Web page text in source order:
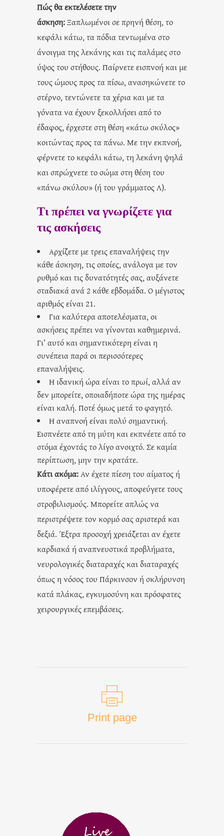
Πώς θα εκτελέσετε την
άσκηση:Ξαπλωμένοι σε πρηνή θέση, το
κεφάλι κάτω, τα πόδια τεντωμένα στο
άνοιγμα της λεκάνης και τις παλάμες στο
ύψος του στήθους. Παίρνετε εισπνοή και με
τους ώμους προς τα πίσω, ανασηκώνετε το
στέρνο, τεντώνετε τα χέρια και με τα
γόνατα να έχουν ξεκολλήσει από το
έδαφος, έρχεστε στη θέση «κάτω σκύλος»
κοιτώντας προς τα πάνω. Με την εκπνοή,
φέρνετε το κεφάλι κάτω, τη λεκάνη ψηλά
και σπρώχνετε το σώμα στη θέση του
«πάνω σκύλου» (ή του γράμματος Λ).
Τι πρέπει να γνωρίζετε για
τις ασκήσεις
Αρχίζετε με τρεις επαναλήψεις την
κάθε άσκηση, τις οποίες, ανάλογα με τον
ρυθμό και τις δυνατότητές σας, αυξάνετε
σταδιακά ανά 2 κάθε εβδομάδα. Ο μέγιστος
αριθμός είναι 21.
Για καλύτερα αποτελέσματα, οι
ασκήσεις πρέπει να γίνονται καθημερινά.
Γι’ αυτό και σημαντικότερη είναι η
συνέπεια παρά οι περισσότερες
επαναλήψεις.
Η ιδανική ώρα είναι το πρωί, αλλά αν
δεν μπορείτε, οποιαδήποτε ώρα της ημέρας
είναι καλή. Ποτέ όμως μετά το φαγητό.
Η αναπνοή είναι πολύ σημαντική.
Εισπνέετε από τη μύτη και εκπνέετε από το
στόμα έχοντάς το λίγο ανοιχτό. Σε καμία
περίπτωση, μην την κρατάτε.
Κάτι ακόμα:Αν έχετε πίεση του αίματος ή
υποφέρετε από ιλίγγους, αποφεύγετε τους
στροβιλισμούς. Μπορείτε απλώς να
περιστρέψετε τον κορμό σας αριστερά και
δεξιά. Έξτρα προσοχή χρειάζεται αν έχετε
καρδιακά ή αναπνευστικά προβλήματα,
νευρολογικές διαταραχές και διαταραχές
όπως η νόσος του Πάρκινσον ή σκλήρυνση
κατά πλάκας, εγκυμοσύνη και πρόσφατες
χειρουργικές επεμβάσεις.
Print page